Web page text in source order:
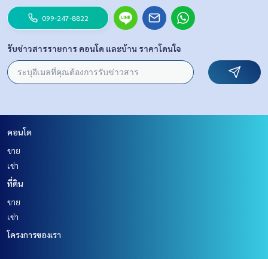
099-247-8822
รับข่าวสารรายการ คอนโด และบ้าน ราคาโดนใจ
คอนโด
ขาย
เช่า
ที่ดิน
ขาย
เช่า
โครงการของเรา